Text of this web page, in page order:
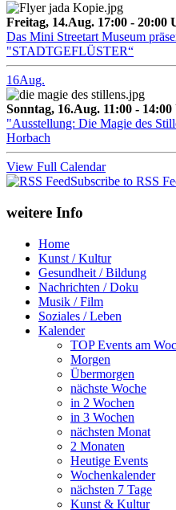
Freitag, 14.Aug. 17:00 - 20:00
Das Mini Streetart Museum
"STADTGEFLÜSTER“
16Aug.
Sonntag, 16.Aug. 11:00 -
"Ausstellung: Die Magie des
Horbach
View Full Calendar
Subscribe to RSS
weitere Info
Home
Kunst / Kultur
Gesundheit / Bildung
Nachrichten / Doku
Musik / Film
Soziales / Leben
Kalender
TOP Events am
Morgen
Übermorgen
nächste Woche
in 2 Wochen
in 3 Wochen
nächsten Monat
2 Monaten
Heutige Events
Wochenkalender
nächsten 7 Tage
Kunst & Kultur